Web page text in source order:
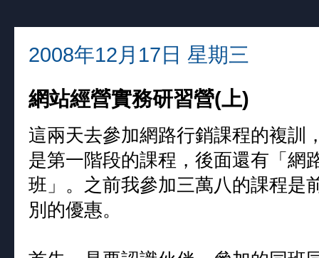
2008年12月17日 星期三
網站經營實務研習營(上)
這兩天去參加網路行銷課程的複訓
是第一階段的課程，後面還有「網
班」。之前我參加三萬八的課程是
別的優惠。